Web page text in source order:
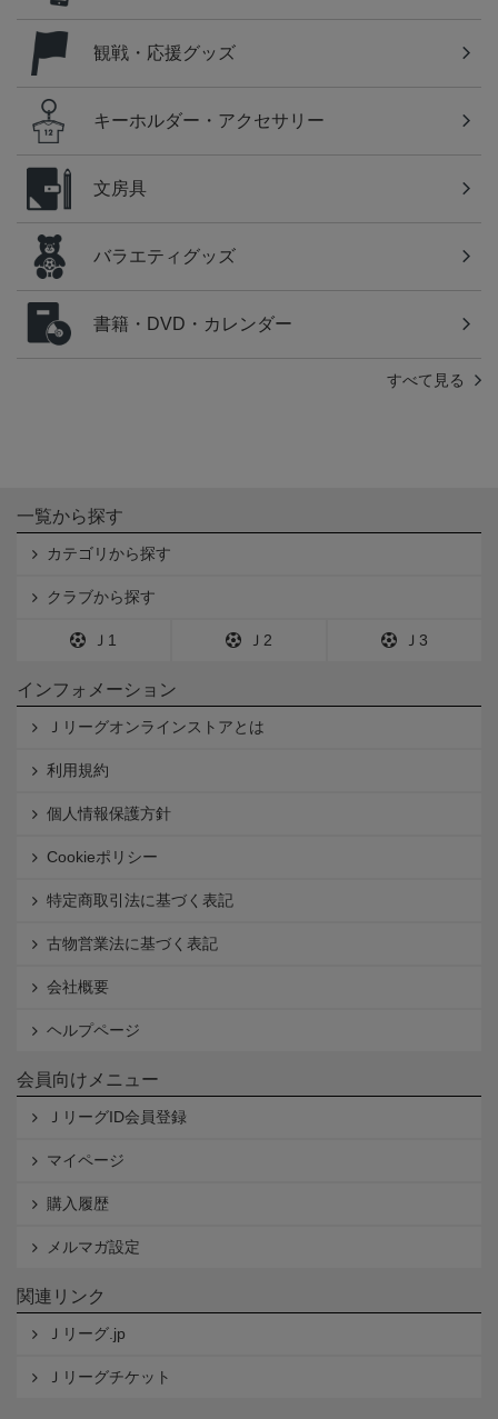
観戦・応援グッズ
キーホルダー・アクセサリー
文房具
バラエティグッズ
書籍・DVD・カレンダー
すべて見る
一覧から探す
カテゴリから探す
クラブから探す
Ｊ1 Ｊ2 Ｊ3
インフォメーション
Ｊリーグオンラインストアとは
利用規約
個人情報保護方針
Cookieポリシー
特定商取引法に基づく表記
古物営業法に基づく表記
会社概要
ヘルプページ
会員向けメニュー
ＪリーグID会員登録
マイページ
購入履歴
メルマガ設定
関連リンク
Ｊリーグ.jp
Ｊリーグチケット